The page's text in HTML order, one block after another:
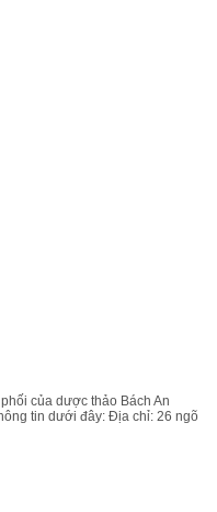
của dược thảo Bách An
tin dưới đây: Địa chỉ: 26 ngõ